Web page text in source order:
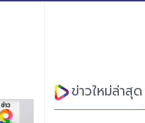
ข่าวใหม่ล่าสุด